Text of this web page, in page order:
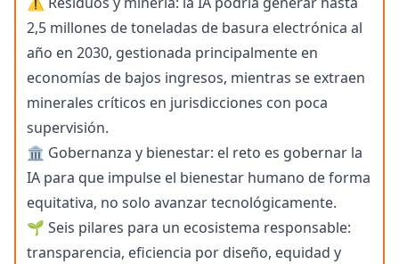
2,5 millones de toneladas de basura electrónica al
año en 2030, gestionada principalmente en
economías de bajos ingresos, mientras se extraen
minerales críticos en jurisdicciones con poca
supervisión.
🏛️ Gobernanza y bienestar: el reto es gobernar la
IA para que impulse el bienestar humano de forma
equitativa, no solo avanzar tecnológicamente.
🌱 Seis pilares para un ecosistema responsable:
transparencia, eficiencia por diseño, equidad y